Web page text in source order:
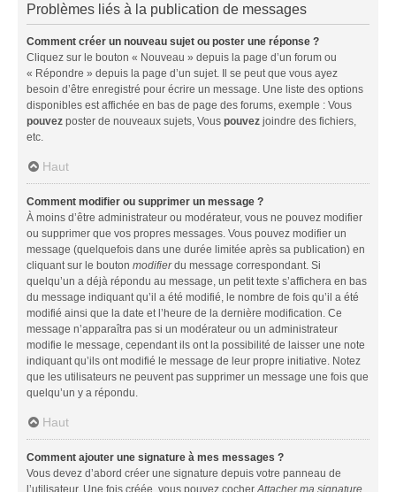
Problèmes liés à la publication de messages
Comment créer un nouveau sujet ou poster une réponse ?
Cliquez sur le bouton « Nouveau » depuis la page d’un forum ou
« Répondre » depuis la page d’un sujet. Il se peut que vous ayez
besoin d’être enregistré pour écrire un message. Une liste des options
disponibles est affichée en bas de page des forums, exemple : Vous
pouvez poster de nouveaux sujets, Vous pouvez joindre des fichiers,
etc.
Haut
Comment modifier ou supprimer un message ?
À moins d’être administrateur ou modérateur, vous ne pouvez modifier
ou supprimer que vos propres messages. Vous pouvez modifier un
message (quelquefois dans une durée limitée après sa publication) en
cliquant sur le bouton modifierdu message correspondant. Si
quelqu’un a déjà répondu au message, un petit texte s’affichera en bas
du message indiquant qu’il a été modifié, le nombre de fois qu’il a été
modifié ainsi que la date et l’heure de la dernière modification. Ce
message n’apparaîtra pas si un modérateur ou un administrateur
modifie le message, cependant ils ont la possibilité de laisser une note
indiquant qu’ils ont modifié le message de leur propre initiative. Notez
que les utilisateurs ne peuvent pas supprimer un message une fois que
quelqu’un y a répondu.
Haut
Comment ajouter une signature à mes messages ?
Vous devez d’abord créer une signature depuis votre panneau de
l’utilisateur. Une fois créée, vous pouvez cocher Attacher ma signature